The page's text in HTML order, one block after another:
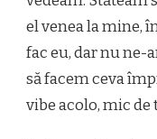
el venea la mine,
fac eu, dar nu ne-
să facem ceva
vibe acolo, mic de